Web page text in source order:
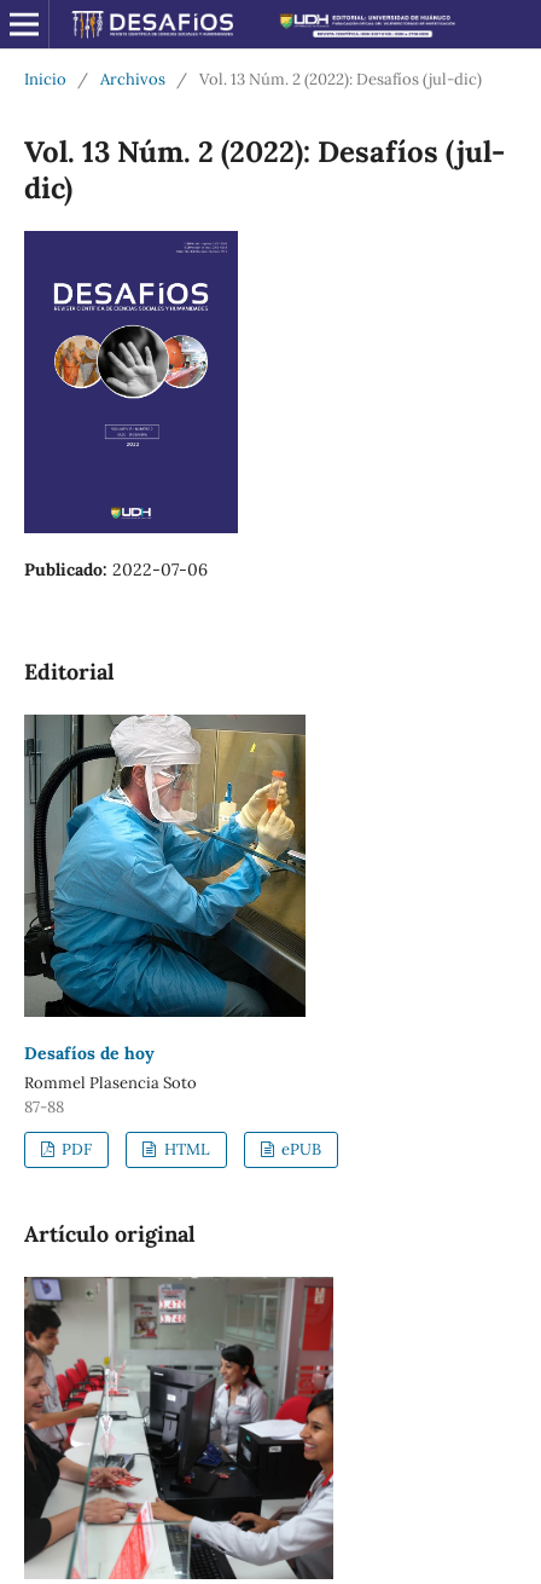
Inicio / Archivos / Vol. 13 Núm. 2 (2022): Desafíos (jul-dic)
Vol. 13 Núm. 2 (2022): Desafíos (jul-
dic)
Publicado: 2022-07-06
Editorial
Desafíos de hoy
Rommel Plasencia Soto
87-88
PDF HTML ePUB
Artículo original